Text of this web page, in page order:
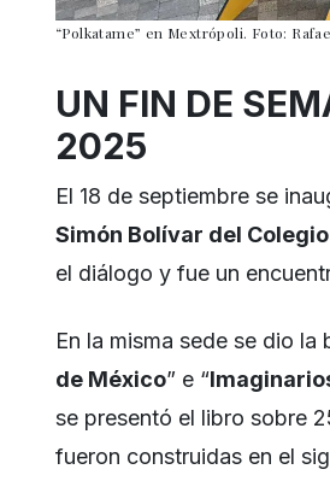
“Polkatame” en Mextrópoli. Foto:
UN FIN DE
2025
El 18 de septiembre se
Simón Bolívar del
el diálogo y fue un
En la misma sede se dio la
de México” e “
se presentó el libro sobre
fueron construidas en el